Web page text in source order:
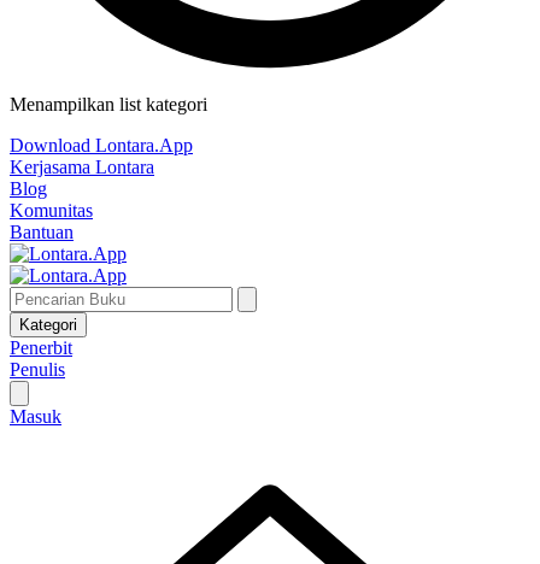
Menampilkan list kategori
Download Lontara.App
Kerjasama Lontara
Blog
Komunitas
Bantuan
Kategori
Penerbit
Penulis
Masuk